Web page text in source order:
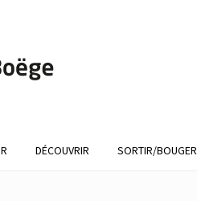
DÉCOUVRIR SORTIR/BOUGER